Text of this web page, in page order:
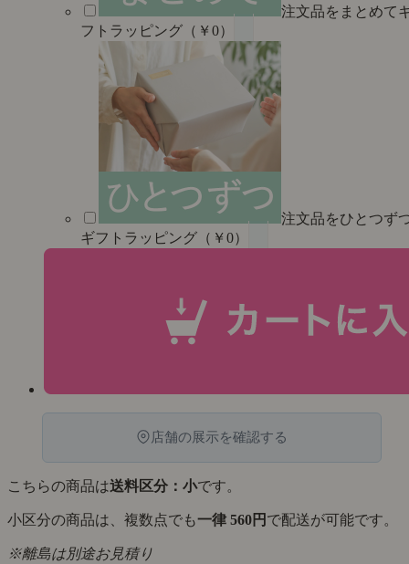
注文品をまとめて
フトラッピング（￥0）
注文品をひとつず
ギフトラッピング（￥0）
店舗の展示を確認する
こちらの商品は送料区分：小です。
小区分の商品は、複数点でも一律 560円 で配送が可能です。
※離島は別途お見積り